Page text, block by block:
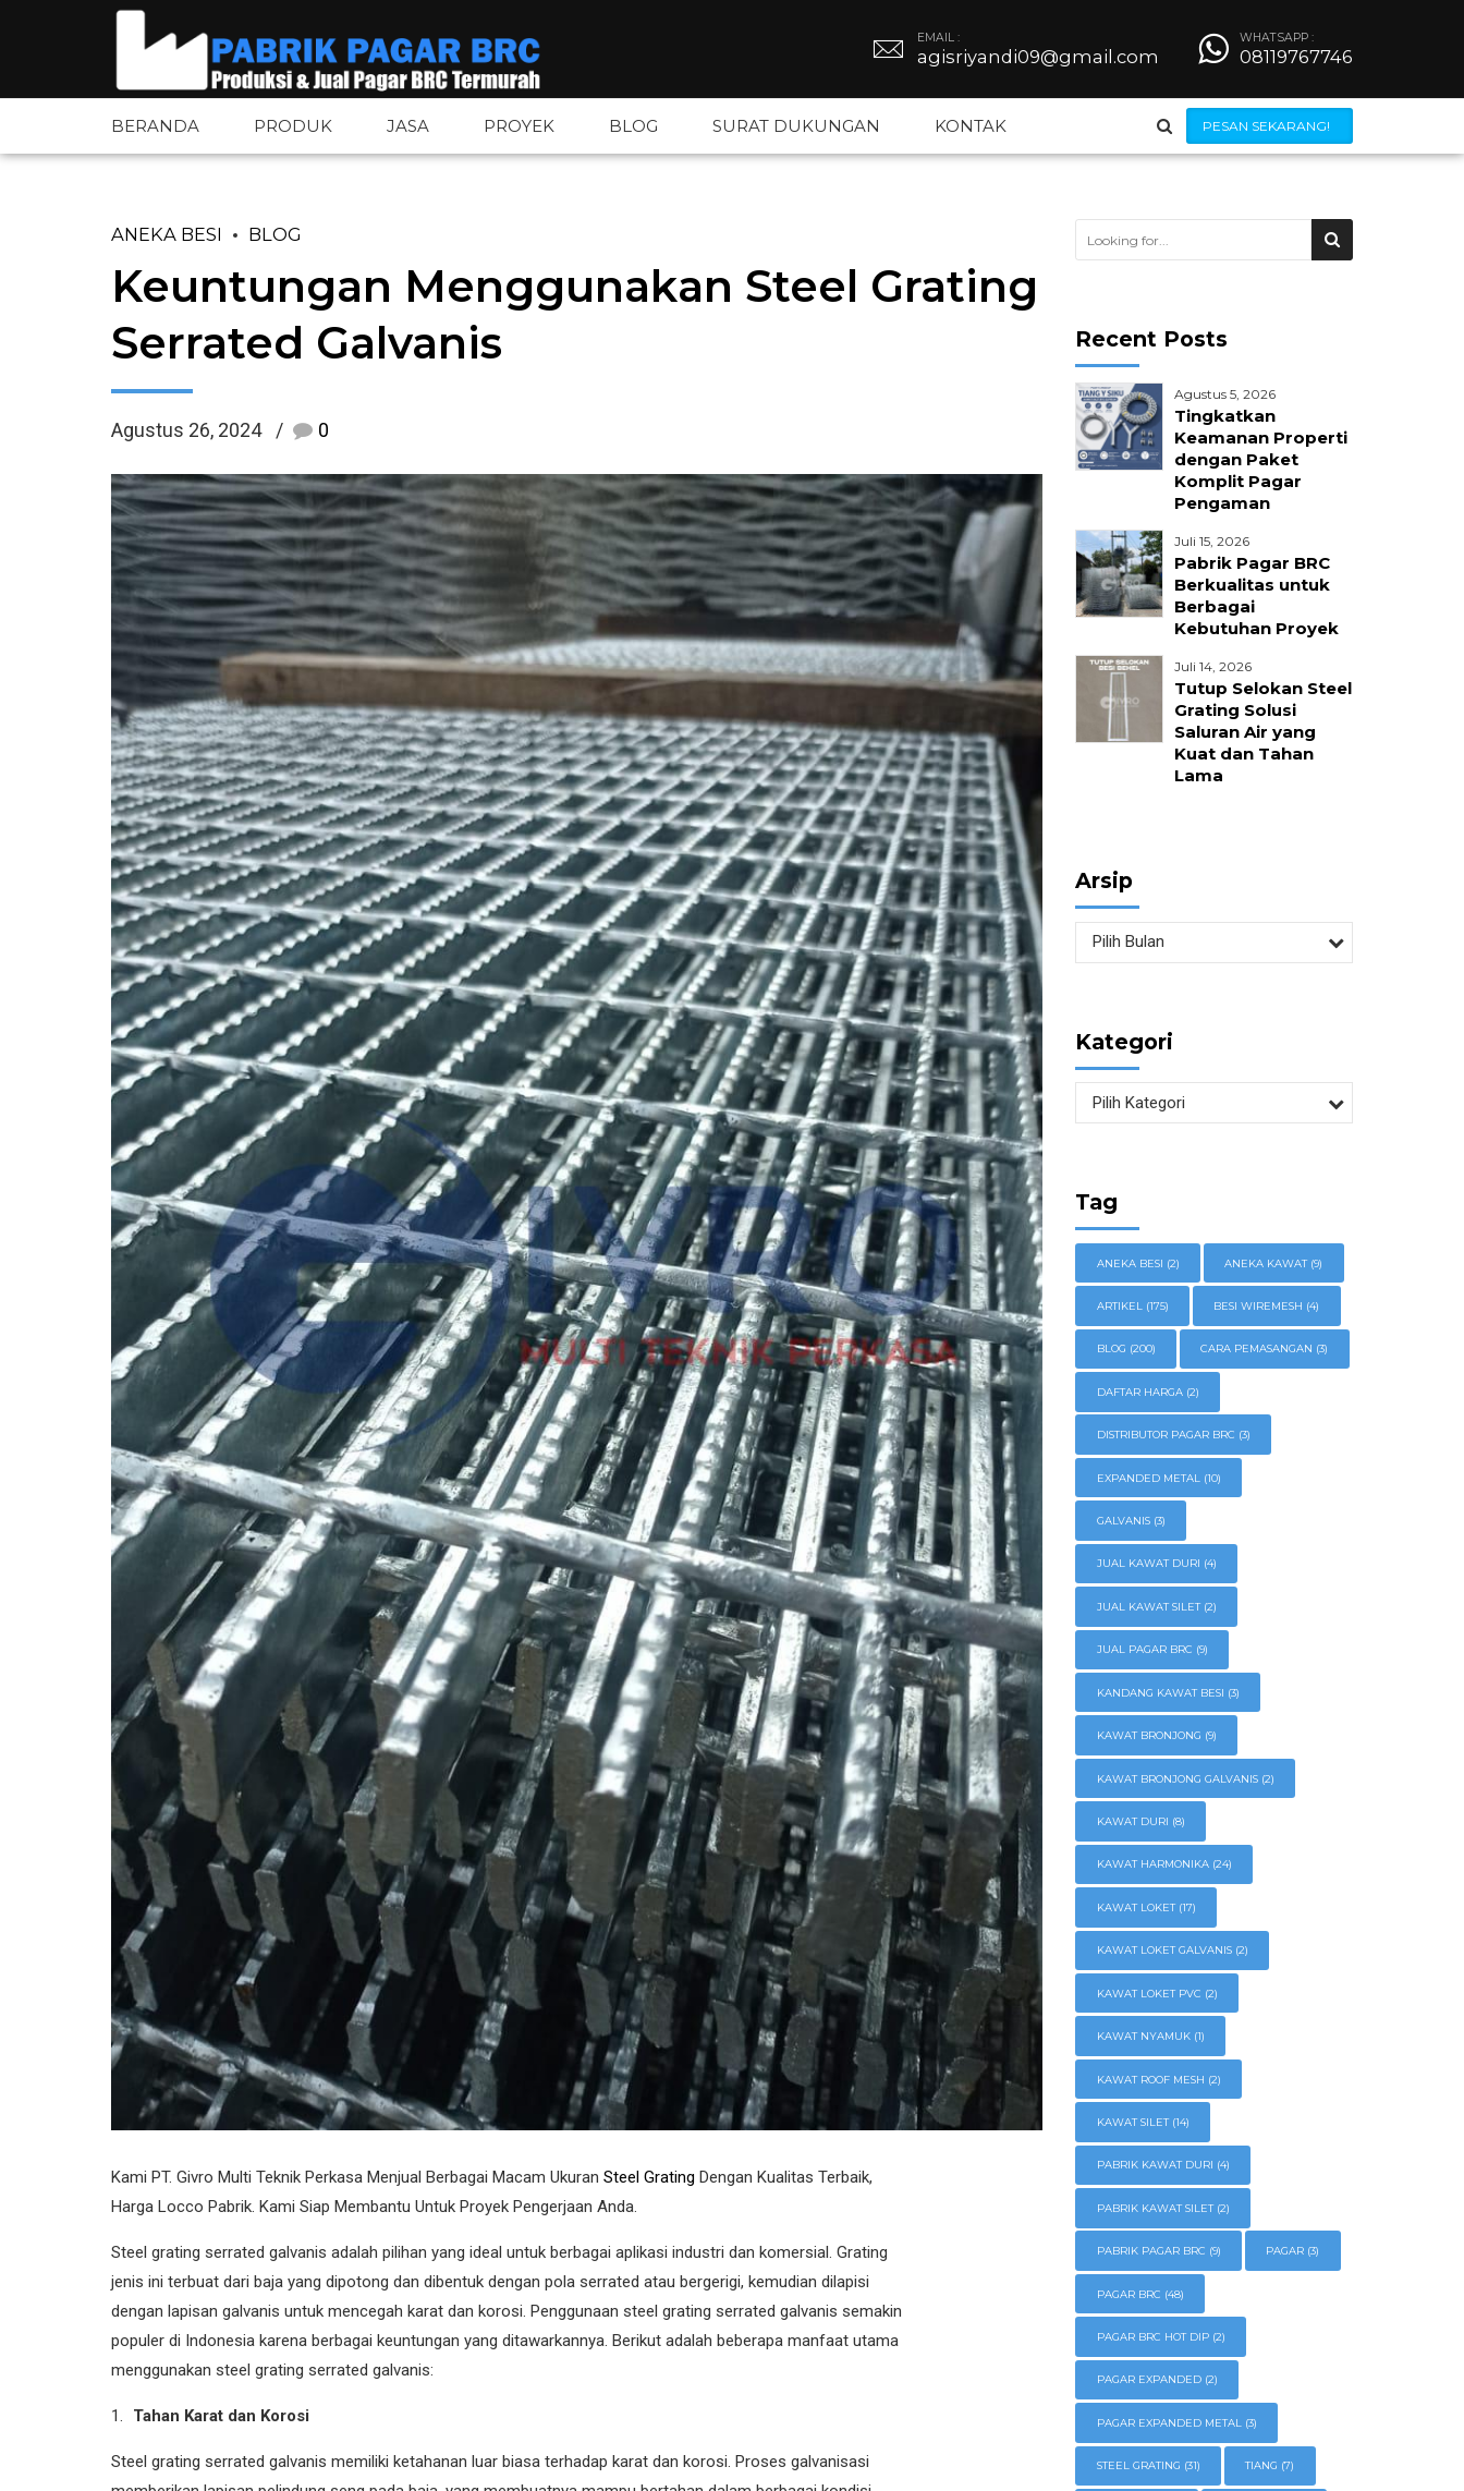
EMAIL :
agisriyandi09@gmail.com
WHATSAPP :
08119767746
PESAN SEKARANG!
BERANDA PRODUK
Pagar BRC
Pagar BRC Bandara
Pagar Tower BTS
Pagar Harmonika
Pagar Harmonika Bandara
Tiang Pagar BRC
Aksesoris Pagar BRC
Pipa Galvanis
Tiang Hexagonal
Tiang Telkom
Tiang CCTV
Kawat Silet
Kawat Harmonika
Steel Grating
Wiremesh
Jilumesh Expanded Metal
Kerangkeng AC
JASA PROYEK BLOG SURAT DUKUNGAN KONTAK
ANEKA BESI BLOG
Keuntungan Menggunakan Steel Grating
Serrated Galvanis
Agustus 26, 2024 0
Kami PT. Givro Multi Teknik Perkasa Menjual Berbagai Macam Ukuran Steel Grating Dengan Kualitas Terbaik,
Harga Locco Pabrik. Kami Siap Membantu Untuk Proyek Pengerjaan Anda.
Steel grating serrated galvanis adalah pilihan yang ideal untuk berbagai aplikasi industri dan komersial. Grating
jenis ini terbuat dari baja yang dipotong dan dibentuk dengan pola serrated atau bergerigi, kemudian dilapisi
dengan lapisan galvanis untuk mencegah karat dan korosi. Penggunaan steel grating serrated galvanis semakin
populer di Indonesia karena berbagai keuntungan yang ditawarkannya. Berikut adalah beberapa manfaat utama
menggunakan steel grating serrated galvanis:
Tahan Karat dan Korosi
Steel grating serrated galvanis memiliki ketahanan luar biasa terhadap karat dan korosi. Proses galvanisasi
Recent Posts
Agustus 5, 2026
Tingkatkan
Keamanan Properti
dengan Paket
Komplit Pagar
Pengaman
Juli 15, 2026
Pabrik Pagar BRC
Berkualitas untuk
Berbagai
Kebutuhan Proyek
Juli 14, 2026
Tutup Selokan Steel
Grating Solusi
Saluran Air yang
Kuat dan Tahan
Lama
Arsip
Pilih Bulan
Kategori
Pilih Kategori
Tag
ANEKA BESI (2) ANEKA KAWAT(9)
ARTIKEL (175) BESI WIREMESH (4)
BLOG (200) CARA PEMASANGAN (3)
DAFTAR HARGA(2)
DISTRIBUTOR PAGAR BRC (3)
EXPANDED METAL (10)
GALVANIS(3)
JUAL KAWAT DURI (4)
JUAL KAWAT SILET(2)
JUAL PAGAR BRC (9)
KANDANG KAWAT BESI (3)
KAWAT BRONJONG (9)
KAWAT BRONJONG GALVANIS(2)
KAWAT DURI (8)
KAWAT HARMONIKA(24)
KAWAT LOKET(17)
KAWAT LOKET GALVANIS(2)
KAWAT LOKET PVC (2)
KAWAT NYAMUK(1)
KAWAT ROOF MESH (2)
KAWAT SILET(14)
PABRIK KAWAT DURI (4)
PABRIK KAWAT SILET(2)
PABRIK PAGAR BRC (9) PAGAR (3)
PAGAR BRC (48)
PAGAR BRC HOT DIP(2)
PAGAR EXPANDED(2)
PAGAR EXPANDED METAL (3)
STEEL GRATING (31) TIANG (7)